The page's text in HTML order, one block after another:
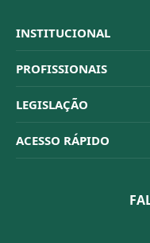
INSTITUCIONAL
Sistema CFBM
Quem Somos
Organograma
Conselheiros
PROFISSIONAIS
Habilitações
Código de Ética
Dúvidas Frequentes
LEGISLAÇÃO
Resoluções
ACESSO RÁPIDO